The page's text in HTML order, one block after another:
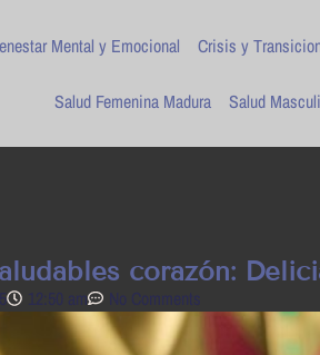
Mental y Emocional Crisis y
Salud Femenina Madura Salud
corazón:
12:50 am No Comments